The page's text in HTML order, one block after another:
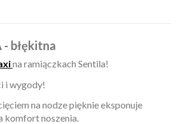
- błękitna
na ramiączkach Sentila!
i wygody!
na nodze pięknie eksponuje
komfort noszenia.